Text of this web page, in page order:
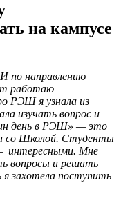
на кампусе
направлению
работаю
РЭШ я узнала из
изучать вопрос и
день в РЭШ» — это
со Школой. Студенты
интересными. Мне
вопросы и решать
я захотела поступить